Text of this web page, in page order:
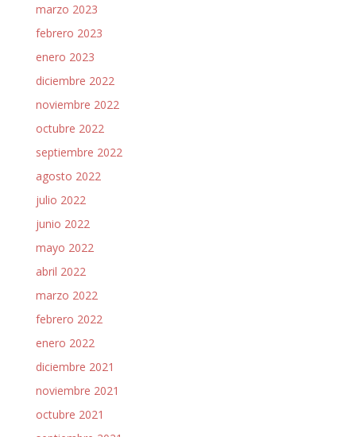
marzo 2023
febrero 2023
enero 2023
diciembre 2022
noviembre 2022
octubre 2022
septiembre 2022
agosto 2022
julio 2022
junio 2022
mayo 2022
abril 2022
marzo 2022
febrero 2022
enero 2022
diciembre 2021
noviembre 2021
octubre 2021